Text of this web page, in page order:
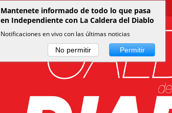
Mantenete informado de todo lo que pasa
en Independiente con La Caldera del Diablo
Notificaciones en vivo con las últimas noticias
No permitir Permitir